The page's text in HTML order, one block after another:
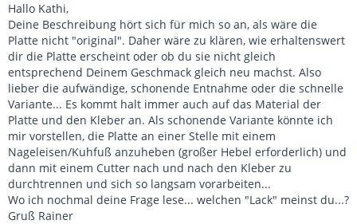
Hallo Kathi,
Deine Beschreibung hört sich für mich so an, als wäre die
Platte nicht "original". Daher wäre zu klären, wie erhaltenswert
dir die Platte erscheint oder ob du sie nicht gleich
entsprechend Deinem Geschmack gleich neu machst. Also
lieber die aufwändige, schonende Entnahme oder die schnelle
Variante... Es kommt halt immer auch auf das Material der
Platte und den Kleber an. Als schonende Variante könnte ich
mir vorstellen, die Platte an einer Stelle mit einem
Nageleisen/Kuhfuß anzuheben (großer Hebel erforderlich) und
dann mit einem Cutter nach und nach den Kleber zu
durchtrennen und sich so langsam vorarbeiten...
Wo ich nochmal deine Frage lese... welchen "Lack" meinst du...?
Gruß Rainer